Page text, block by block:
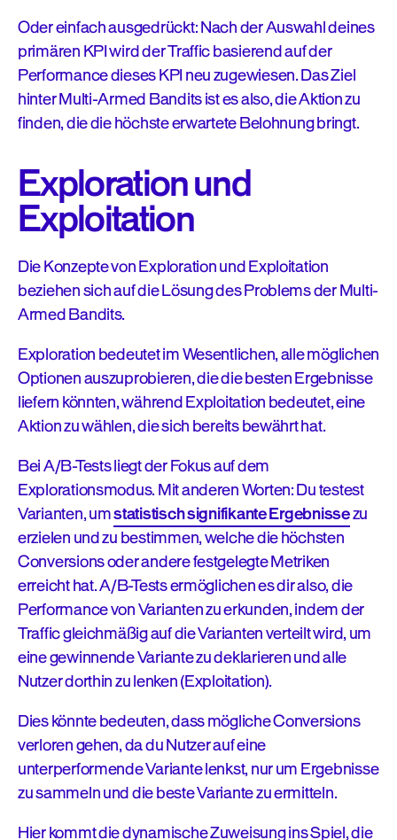
Oder einfach ausgedrückt: Nach der Auswahl deines
primären KPI wird der Traffic basierend auf der
Performance dieses KPI neu zugewiesen. Das Ziel
hinter Multi-Armed Bandits ist es also, die Aktion zu
finden, die die höchste erwartete Belohnung bringt.
Exploration und
Exploitation
Die Konzepte von Exploration und Exploitation
beziehen sich auf die Lösung des Problems der Multi-
Armed Bandits.
Exploration bedeutet im Wesentlichen, alle möglichen
Optionen auszuprobieren, die die besten Ergebnisse
liefern könnten, während Exploitation bedeutet, eine
Aktion zu wählen, die sich bereits bewährt hat.
Bei A/B-Tests liegt der Fokus auf dem
Explorationsmodus. Mit anderen Worten: Du testest
Varianten, umstatistisch signifikante Ergebnissezu
erzielen und zu bestimmen, welche die höchsten
Conversions oder andere festgelegte Metriken
erreicht hat. A/B-Tests ermöglichen es dir also, die
Performance von Varianten zu erkunden, indem der
Traffic gleichmäßig auf die Varianten verteilt wird, um
eine gewinnende Variante zu deklarieren und alle
Nutzer dorthin zu lenken (Exploitation).
Dies könnte bedeuten, dass mögliche Conversions
verloren gehen, da du Nutzer auf eine
unterperformende Variante lenkst, nur um Ergebnisse
zu sammeln und die beste Variante zu ermitteln.
Hier kommt die dynamische Zuweisung ins Spiel, die